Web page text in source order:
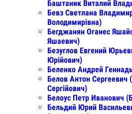
Баштаник Виталий
Бевз Светлана
Володимирівна)
Бегджанян Оганес
Яшаевич)
Безуглов Евгений
Юрійович)
Беленко Андрей
Белов Антон Сергеевич
Сергійович)
Белоус Петр Иванович
Бельдий Юрий